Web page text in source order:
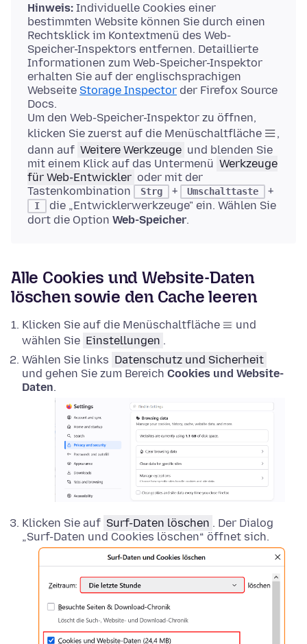
Hinweis: Individuelle Cookies einer
bestimmten Website können Sie durch einen
Rechtsklick im Kontextmenü des Web-
Speicher-Inspektors entfernen. Detaillierte
Informationen zum Web-Speicher-Inspektor
erhalten Sie auf der englischsprachigen
Webseite Storage Inspector der Firefox Source
Docs.
Um den Web-Speicher-Inspektor zu öffnen,
klicken Sie zuerst auf die Menüschaltfläche
,
dann auf Weitere Werkzeuge und blenden Sie
mit einem Klick auf das Untermenü Werkzeuge
für Web-Entwickler oder mit der
Tastenkombination
Strg + Umschalttaste +
I
die „Entwicklerwerkzeuge" ein. Wählen Sie
dort die Option Web-Speicher.
Alle Cookies und Website-Daten
löschen sowie den Cache leeren
Klicken Sie auf die Menüschaltfläche
und
wählen Sie Einstellungen .
Wählen Sie links Datenschutz und Sicherheit
und gehen Sie zum Bereich Cookies und Website-
Daten.
Klicken Sie auf Surf-Daten löschen . Der Dialog
„Surf-Daten und Cookies löschen“ öffnet sich.